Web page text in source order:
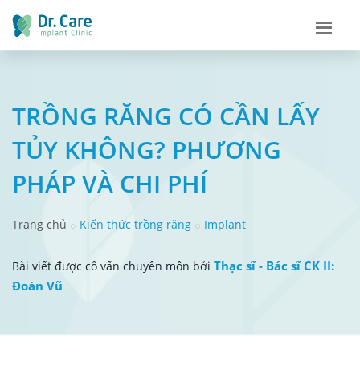
TRỒNG RĂNG CÓ CẦN LẤY
TỦY KHÔNG? PHƯƠNG
PHÁP VÀ CHI PHÍ
Trang chủ Kiến thức trồng răng Implant
Bài viết được cố vấn chuyên môn bởi Thạc sĩ - Bác sĩ CK II:
Đoàn Vũ